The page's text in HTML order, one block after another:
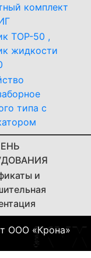
комплект
ТОР-50 ,
жидкости
типа с
и
ООО «Крона»